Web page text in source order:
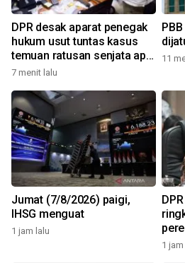
DPR desak aparat penegak
hukum usut tuntas kasus
temuan ratusan senjata api
di sekolah
7 menit lalu
11
Jumat (7/8/2026) paigi,
IHSG menguat
1 jam lalu
1